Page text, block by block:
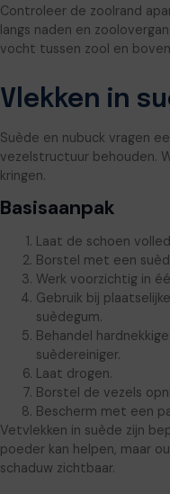
Controleer de zoolrand
langs naden en
vocht tussen zool en
Vlekken in
Suède en nubuck vragen
vezelstructuur behouden.
kringen.
Basisaanpak
Laat de schoen
Borstel met een
Werk voorzichtig in
Gebruik bij
suèdegum.
Behandel
suèdereiniger.
Laat drogen.
Borstel de vezels
Bescherm met een
Vetvlekken in suède zijn
poeder kan helpen, maar
schaduw zichtbaar.